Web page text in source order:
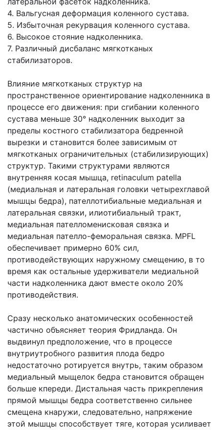
4. Вальгусная деформация коленного сустава.
5. Избыточная рекурвация коленного сустава.
6. Высокое стояние надколенника.
7. Различный дисбаланс мягкотканых
стабилизаторов.
Влияние мягкотканых структур на
пространственное ориентирование надколенника в
процессе его движения: при сгибании коленного
сустава меньше 30° надколенник выходит за
пределы костного стабилизатора бедренной
вырезки и становится более зависимым от
мягкотканых ограничительных (стабилизирующих)
структур. Такими структурами являются
внутренняя косая мышца, retinaculum patella
(медиальная и латеральная головки четырехглавой
мышцы бедра), пателлотибиальные медиальная и
латеральная связки, илиотибиальный тракт,
медиальная пателломенисковая связка и
медиальная пателло-феморальная связка. MPFL
обеспечивает примерно 60% сил,
противодействующих наружному смещению, в то
время как остальные удерживатели медиальной
части надколенника дают вместе около 20%
противодействия.
Сразу несколько анатомических особенностей
частично объясняет теория Фридланда. Он
выдвинул предположение, что в процессе
внутриутробного развития плода бедро
недостаточно ротируется внутрь, таким образом
медиальный мыщелок бедра становится обращен
больше кпереди. Дистальная часть прикрепления
прямой мышцы бедра соответственно сильнее
смещена кнаружи, следовательно, напряжение
этой мышцы способствует тяге, которая усиливает